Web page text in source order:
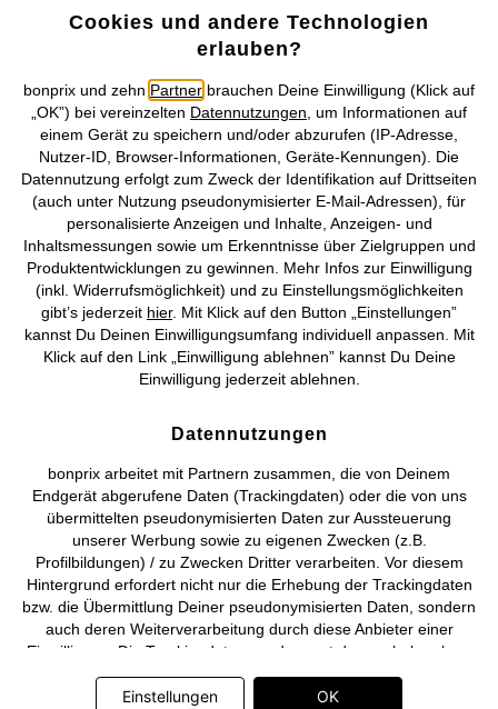
Mehr von bonprix auf
Preisangaben inkl. gesetzl. MwSt. und zzgl.
Service- &
Versandkosten
AGB Datenschutz Cookie-Einstellungen Impressum
Vertrag widerrufen
©2026 bonprix.Alle Rechte vorbehalten.
Deutsch Français
Cookies und andere Technologien
erlauben?
bonprix und zehn Partner brauchen Deine Einwilligung (Klick auf
„OK”) bei vereinzelten Datennutzungen , um Informationen auf
einem Gerät zu speichern und/oder abzurufen (IP-Adresse,
Nutzer-ID, Browser-Informationen, Geräte-Kennungen). Die
Datennutzung erfolgt zum Zweck der Identifikation auf Drittseiten
(auch unter Nutzung pseudonymisierter E-Mail-Adressen), für
personalisierte Anzeigen und Inhalte, Anzeigen- und
Inhaltsmessungen sowie um Erkenntnisse über Zielgruppen und
Produktentwicklungen zu gewinnen. Mehr Infos zur Einwilligung
(inkl. Widerrufsmöglichkeit) und zu Einstellungsmöglichkeiten
gibt’s jederzeit hier. Mit Klick auf den Button „Einstellungen”
kannst Du Deinen Einwilligungsumfang individuell anpassen. Mit
Klick auf den Link „Einwilligung ablehnen” kannst Du Deine
Einwilligung jederzeit ablehnen.
Datennutzungen
bonprix arbeitet mit Partnern zusammen, die von Deinem
Endgerät abgerufene Daten (Trackingdaten) oder die von uns
übermittelten pseudonymisierten Daten zur Aussteuerung
unserer Werbung sowie zu eigenen Zwecken (z.B.
Profilbildungen) / zu Zwecken Dritter verarbeiten. Vor diesem
Hintergrund erfordert nicht nur die Erhebung der Trackingdaten
bzw. die Übermittlung Deiner pseudonymisierten Daten, sondern
auch deren Weiterverarbeitung durch diese Anbieter einer
Einwilligung. Die Trackingdaten werden erst dann erhoben bzw.
Deine pseudonymisierten Daten erst dann übermittelt, wenn Du
auf den in dem Banner auf bonprix.de wiedergebenden Button
Einstellungen OK